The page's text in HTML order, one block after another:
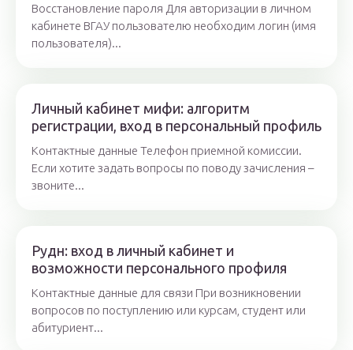
Восстановление пароля Для авторизации в личном
кабинете ВГАУ пользователю необходим логин (имя
пользователя)...
Личный кабинет мифи: алгоритм
регистрации, вход в персональный профиль
Контактные данные Телефон приемной комиссии.
Если хотите задать вопросы по поводу зачисления –
звоните...
Рудн: вход в личный кабинет и
возможности персонального профиля
Контактные данные для связи При возникновении
вопросов по поступлению или курсам, студент или
абитуриент...